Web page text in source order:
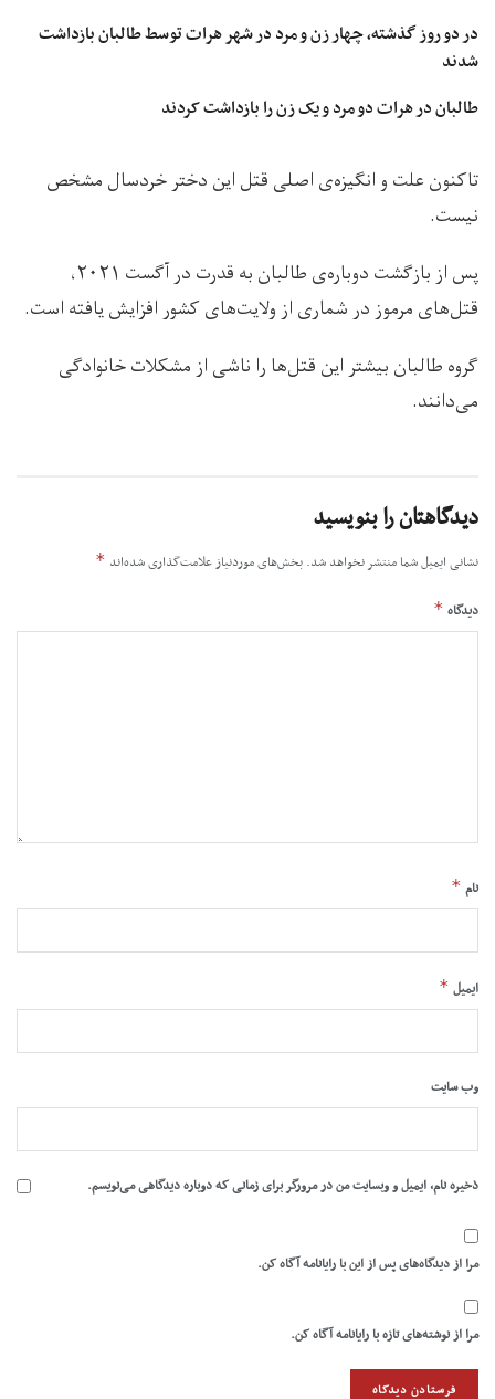
در دو روز گذشته، چهار زن و مرد در شهر هرات توسط طالبان بازداشت
شدند
طالبان در هرات دو مرد و یک زن را بازداشت کردند
تاکنون علت و انگیزه‌ی اصلی قتل این دختر خردسال مشخص
نیست.
پس از بازگشت دوباره‌ی طالبان به قدرت در آگست ۲۰۲۱،
قتل‌های مرموز در شماری از ولایت‌های کشور افزایش یافته است.
گروه طالبان بیشتر این قتل‌ها را ناشی از مشکلات خانوادگی
می‌دانند.
دیدگاهتان را بنویسید
نشانی ایمیل شما منتشر نخواهد شد. بخش‌های موردنیاز علامت‌گذاری شده‌اند *
دیدگاه *
نام *
ایمیل *
وب‌ سایت
ذخیره نام، ایمیل و وبسایت من در مرورگر برای زمانی که دوباره دیدگاهی می‌نویسم.
مرا از دیدگاه‌های پس از این با رایانامه آگاه کن.
مرا از نوشته‌های تازه با رایانامه آگاه کن.